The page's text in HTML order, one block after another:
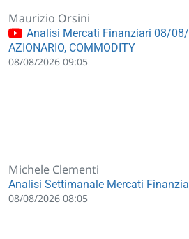
Maurizio Orsini
Analisi Mercati Finanziari 08/08/
AZIONARIO, COMMODITY
08/08/2026 09:05
Michele Clementi
Analisi Settimanale Mercati
08/08/2026 08:05